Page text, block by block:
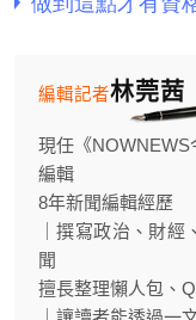
林莞茜
編輯記者
現任《
編輯
8年新聞編輯經歷
｜撰寫政治、財
聞
擅長整理懶人包、